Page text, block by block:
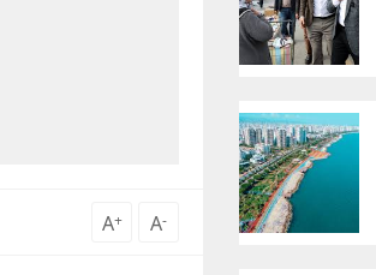
A+ A-